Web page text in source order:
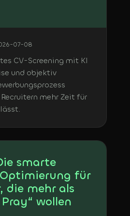
07-08
CV-Screening mit KI
und objektiv
mehr Zeit für
smarte
für
die mehr als
wollen